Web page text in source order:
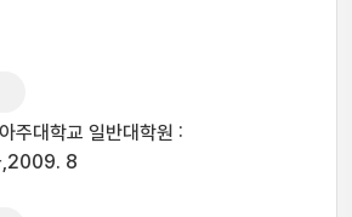
주대학교 일반대학원 :
,2009. 8